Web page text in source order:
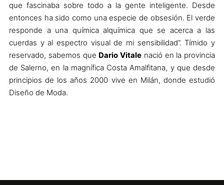
que fascinaba sobre todo a la gente inteligente. Desde
entonces ha sido como una especie de obsesión. El verde
responde a una química alquímica que se acerca a las
cuerdas y al espectro visual de mi sensibilidad”. Tímido y
reservado, sabemos que Dario Vitale nació en la provincia
de Salerno, en la magnífica Costa Amalfitana, y que desde
principios de los años 2000 vive en Milán, donde estudió
Diseño de Moda.